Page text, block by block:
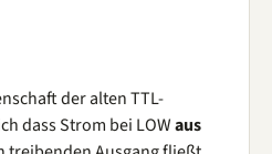
der alten TTL-
dass Strom bei LOWaus